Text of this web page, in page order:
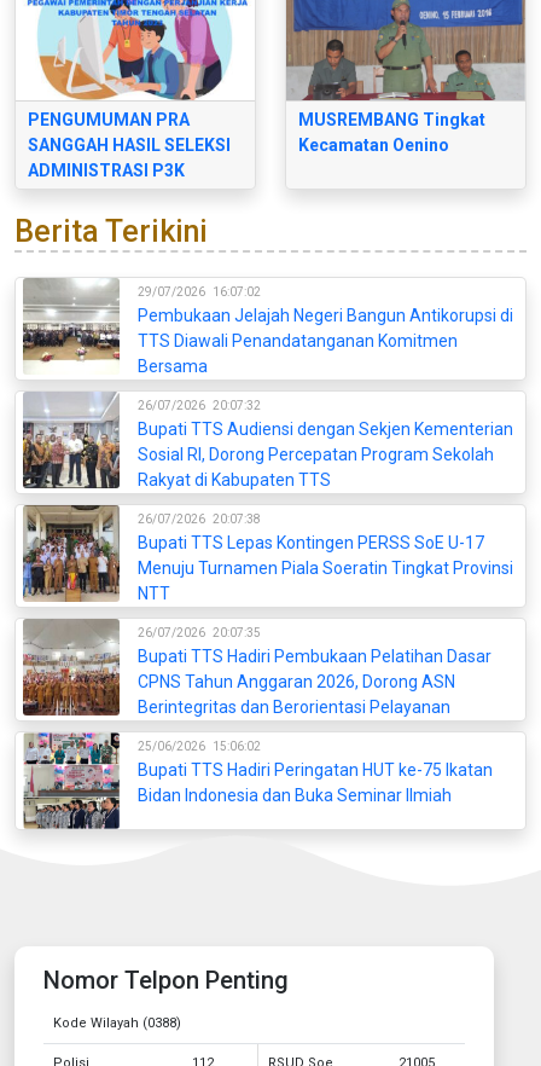
PENGUMUMAN PRA
SANGGAH HASIL SELEKSI
ADMINISTRASI P3K
MUSREMBANG Tingkat
Kecamatan Oenino
Berita Terikini
29/07/2026 16:07:02
Pembukaan Jelajah Negeri Bangun Antikorupsi di
TTS Diawali Penandatanganan Komitmen
Bersama
26/07/2026 20:07:32
Bupati TTS Audiensi dengan Sekjen Kementerian
Sosial RI, Dorong Percepatan Program Sekolah
Rakyat di Kabupaten TTS
26/07/2026 20:07:38
Bupati TTS Lepas Kontingen PERSS SoE U-17
Menuju Turnamen Piala Soeratin Tingkat Provinsi
NTT
26/07/2026 20:07:35
Bupati TTS Hadiri Pembukaan Pelatihan Dasar
CPNS Tahun Anggaran 2026, Dorong ASN
Berintegritas dan Berorientasi Pelayanan
25/06/2026 15:06:02
Bupati TTS Hadiri Peringatan HUT ke-75 Ikatan
Bidan Indonesia dan Buka Seminar Ilmiah
Nomor Telpon Penting
Kode Wilayah (0388)